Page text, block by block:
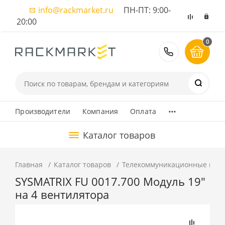
info@rackmarket.ru ПН-ПТ: 9:00-
20:00
8 (495)
0
Производители Компания Оплата ...
Каталог товаров
Главная Каталог товаров Телекоммуникационные
SYSMATRIX FU 0017.700 Модуль 19"
на 4 вентилятора